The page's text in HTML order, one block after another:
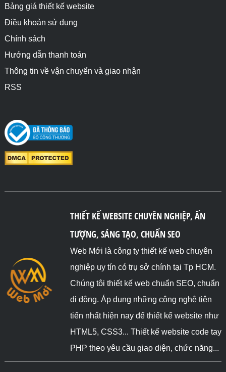
Bảng giá thiết kế website
Điều khoản sử dụng
Chính sách
Hướng dẫn thanh toán
Thông tin về vận chuyển và giao nhận
RSS
THIẾT KẾ WEBSITE CHUYÊN NGHIỆP, ẤN
TƯỢNG, SÁNG TẠO, CHUẨN SEO
Web Mới là công ty thiết kế web chuyên
nghiệp uy tín có trụ sở chính tại Tp HCM.
Chúng tôi thiết kế web chuẩn SEO, chuẩn
di động. Áp dụng những công nghệ tiên
tiến nhất hiện nay để thiết kế website như
HTML5, CSS3... Thiết kế website code tay
PHP theo yêu cầu giao diện, chức năng...